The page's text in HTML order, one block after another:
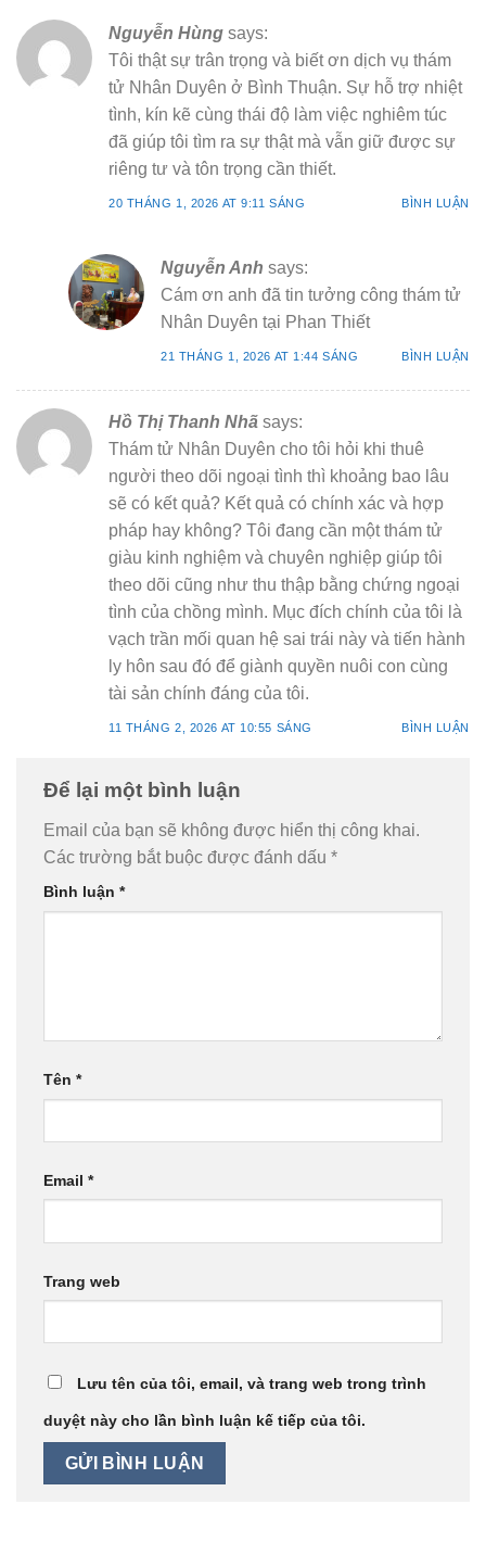
Nguyễn Hùng says:
Tôi thật sự trân trọng và biết ơn dịch vụ thám
tử Nhân Duyên ở Bình Thuận. Sự hỗ trợ nhiệt
tình, kín kẽ cùng thái độ làm việc nghiêm túc
đã giúp tôi tìm ra sự thật mà vẫn giữ được sự
riêng tư và tôn trọng cần thiết.
20 THÁNG 1, 2026 AT 9:11 SÁNG BÌNH LUẬN
Nguyễn Anh says:
Cám ơn anh đã tin tưởng công thám tử
Nhân Duyên tại Phan Thiết
21 THÁNG 1, 2026 AT 1:44 SÁNG BÌNH LUẬN
Hồ Thị Thanh Nhã says:
Thám tử Nhân Duyên cho tôi hỏi khi thuê
người theo dõi ngoại tình thì khoảng bao lâu
sẽ có kết quả? Kết quả có chính xác và hợp
pháp hay không? Tôi đang cần một thám tử
giàu kinh nghiệm và chuyên nghiệp giúp tôi
theo dõi cũng như thu thập bằng chứng ngoại
tình của chồng mình. Mục đích chính của tôi là
vạch trần mối quan hệ sai trái này và tiến hành
ly hôn sau đó để giành quyền nuôi con cùng
tài sản chính đáng của tôi.
11 THÁNG 2, 2026 AT 10:55 SÁNG BÌNH LUẬN
Để lại một bình luận
Email của bạn sẽ không được hiển thị công khai.
Các trường bắt buộc được đánh dấu *
Bình luận *
Tên *
Email *
Trang web
Lưu tên của tôi, email, và trang web trong trình
duyệt này cho lần bình luận kế tiếp của tôi.